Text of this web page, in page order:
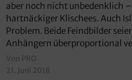
aber noch nicht unbedenklich
hartnäckiger Klischees. Auch
Problem. Beide Feindbilder
Anhängern überproportional
Von PRO
21. Juni 2018